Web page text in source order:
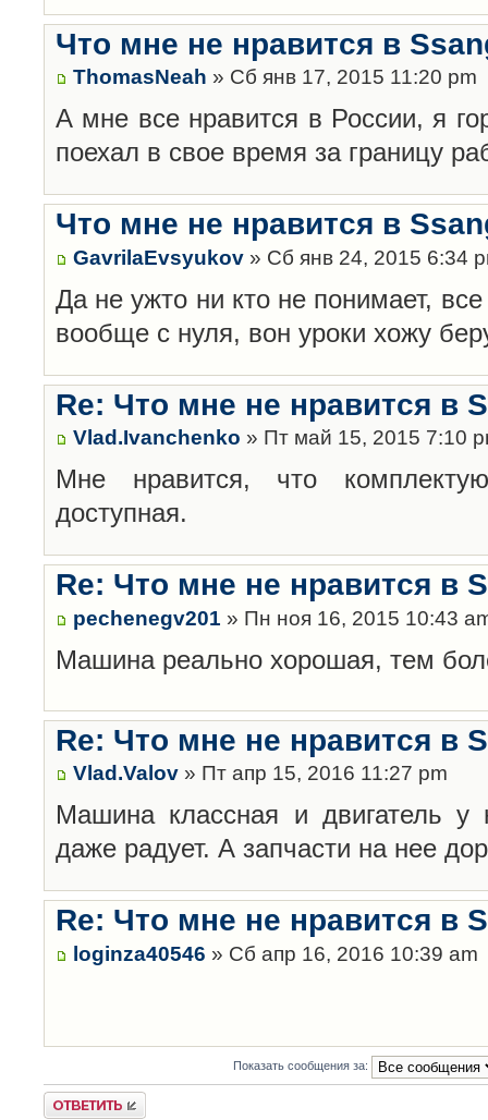
Что мне не нравится в
ThomasNeah » Сб янв 17, 2015 11:20 pm
А мне все нравится в России, я
поехал в свое время за границу
Что мне не нравится в
GavrilaEvsyukov » Сб янв 24, 2015 6:34
Да не ужто ни кто не понимает,
вообще с нуля, вон уроки хожу
Re: Что мне не нравится в
Vlad.Ivanchenko » Пт май 15, 2015 7:10
Мне нравится, что
доступная.
Re: Что мне не нравится в
pechenegv201 » Пн ноя 16, 2015 10:43
Машина реально хорошая, тем
Re: Что мне не нравится в
Vlad.Valov » Пт апр 15, 2016 11:27 pm
Машина классная и двигатель
даже радует. А запчасти на нее
Re: Что мне не нравится в
loginza40546 » Сб апр 16, 2016 10:39 am
Показать сообщения за:
Ответить